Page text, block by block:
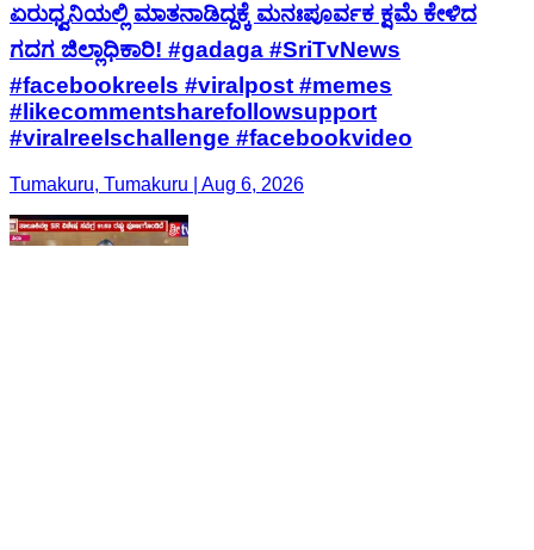
ಏರುಧ್ವನಿಯಲ್ಲಿ ಮಾತನಾಡಿದ್ದಕ್ಕೆ ಮನಃಪೂರ್ವಕ ಕ್ಷಮೆ ಕೇಳಿದ
ಗದಗ ಜಿಲ್ಲಾಧಿಕಾರಿ! #gadaga #SriTvNews
#facebookreels #viralpost #memes
#likecommentsharefollowsupport
#viralreelschallenge #facebookvideo
Tumakuru, Tumakuru | Aug 6, 2026